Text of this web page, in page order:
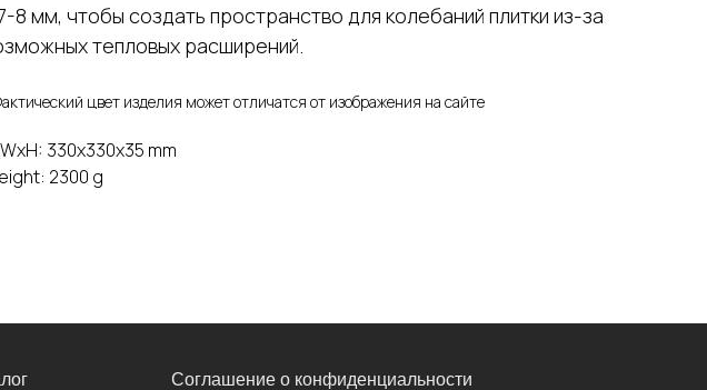
8 мм, чтобы создать пространство для колебаний плитки из-за
тепловых расширений.
цвет изделия может отличатся от изображения на сайте
330x330x35 mm
2300 g
Соглашение о конфиденциальности